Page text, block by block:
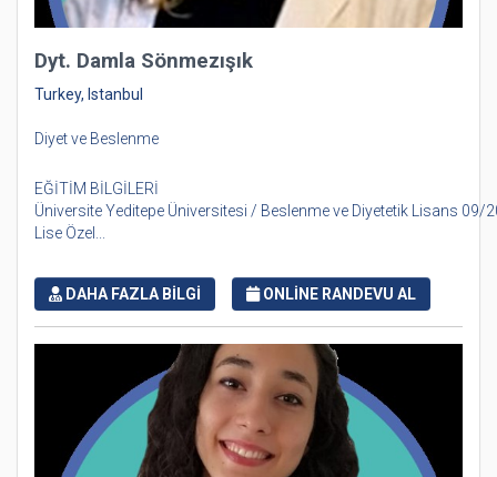
Dyt. Damla Sönmezışık
Turkey, Istanbul
Diyet ve Beslenme
EĞİTİM BİLGİLERİ
Üniversite Yeditepe Üniversitesi / Beslenme ve Diyetetik Lisans 09/
Lise Özel...
DAHA FAZLA BİLGİ ONLİNE RANDEVU AL